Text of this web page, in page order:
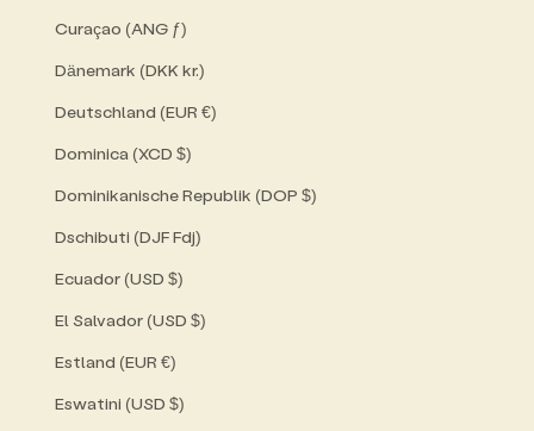
Curaçao (ANG ƒ)
Dänemark (DKK kr.)
Deutschland (EUR €)
Dominica (XCD $)
Dominikanische Republik (DOP $)
Dschibuti (DJF Fdj)
Ecuador (USD $)
El Salvador (USD $)
Estland (EUR €)
Eswatini (USD $)